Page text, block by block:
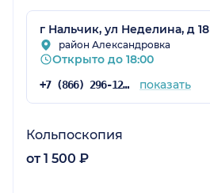
г Нальчик, ул Неделина, д 18
район Александровка
Открыто до 18:00
+7 (866) 296-12-35 показать
Кольпоскопия
от 1 500 ₽